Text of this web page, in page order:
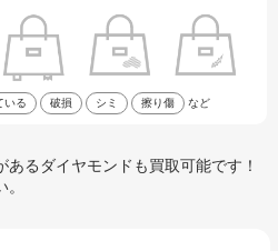
いる 破損 シミ 擦り傷 など
るダイヤモンドも買取可能です！